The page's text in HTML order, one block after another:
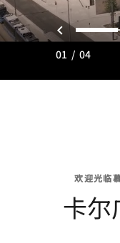
上一页
0
01 / 04
欢迎光临
卡尔